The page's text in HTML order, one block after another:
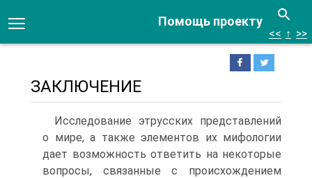
Помощь проекту
<< ↑ >>
ЗАКЛЮЧЕНИЕ
Исследование этрусских представлений
о мире, а также элементов их мифологии
дает возможность ответить на некото­рые
вопросы, связанные с происхождением